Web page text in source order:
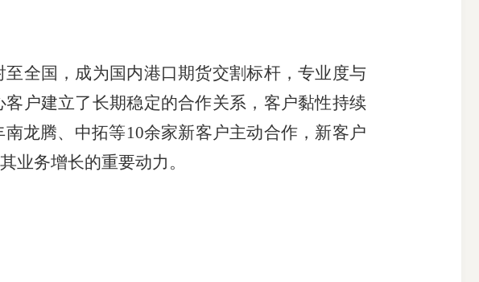
全国，成为国内港口期货交割标杆，专业度与
户建立了长期稳定的合作关系，客户黏性持续
龙腾、中拓等10余家新客户主动合作，新客户
业务增长的重要动力。